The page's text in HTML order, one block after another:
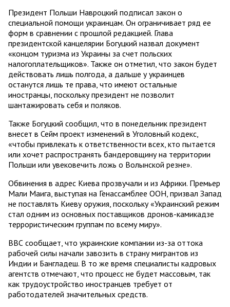
Президент Польши Навроцкий подписал закон о
специальной помощи украинцам. Он ограничивает ряд ее
форм в сравнении с прошлой редакцией. Глава
президентской канцелярии Богуцкий назвал документ
«концом туризма из Украины за счет польских
налогоплательщиков». Также он отметил, что закон будет
действовать лишь полгода, а дальше у украинцев
останутся лишь те права, что имеют остальные
иностранцы, поскольку президент не позволит
шантажировать себя и поляков.
Также Богуцкий сообщил, что в понедельник президент
внесет в Сейм проект изменений в Уголовный кодекс,
«чтобы привлекать к ответственности всех, кто пытается
или хочет распространять бандеровщину на территории
Польши или увековечить ложь о Волынской резне».
Обвинения в адрес Киева прозвучали и из Африки. Премьер
Мали Маига, выступая на Генассамблее ООН, призвал Запад
не поставлять Киеву оружия, поскольку «Украинский режим
стал одним из основных поставщиков дронов-камикадзе
террористическим группам по всему миру».
ВВС сообщает, что украинские компании из-за оттока
рабочей силы начали завозить в страну мигрантов из
Индии и Бангладеш. В то же время специалисты кадровых
агентств отмечают, что процесс не будет массовым, так
как трудоустройство иностранцев требует от
работодателей значительных средств.